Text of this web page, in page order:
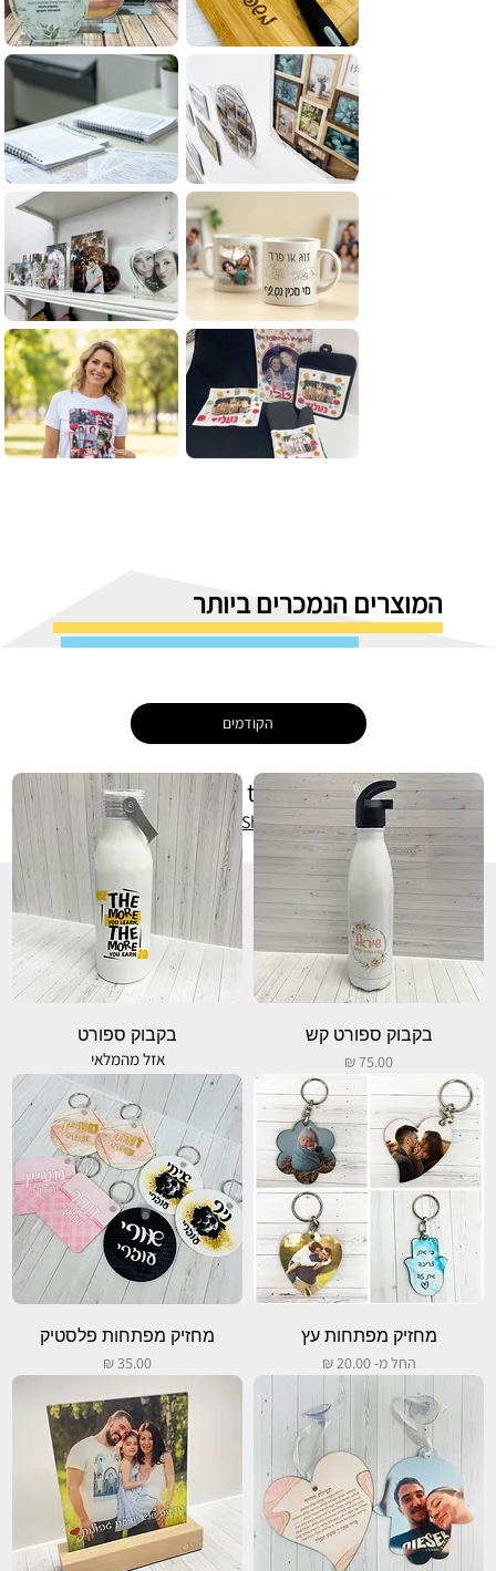
המוצרים הנמכרים ביותר
No products to show here
Back to Shopping
הקודמים
בקבוק ספורט קש
מחיר
בקבוק ספורט
אזל מהמלאי
מחזיק מפתחות עץ
החל מ-
‏20.00 ‏₪
מחיר מבצע
מחזיק מפתחות פלסטיק
מחיר